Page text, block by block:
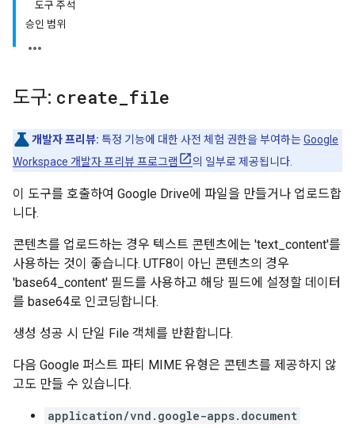
도구 주석
승인 범위
도구: create file
개발자 프리뷰: 특정 기능에 대한 사전 체험 권한을 부여하는Google
Workspace 개발자 프리뷰 프로그램
의 일부로 제공됩니다.
이 도구를 호출하여 Google Drive에 파일을 만들거나 업로드합
니다.
콘텐츠를 업로드하는 경우 텍스트 콘텐츠에는 'text_content'를
사용하는 것이 좋습니다. UTF8이 아닌 콘텐츠의 경우
'base64_content' 필드를 사용하고 해당 필드에 설정할 데이터
를 base64로 인코딩합니다.
생성 성공 시 단일 File 객체를 반환합니다.
다음 Google 퍼스트 파티 MIME 유형은 콘텐츠를 제공하지 않
고도 만들 수 있습니다.
application/vnd.google-apps.document